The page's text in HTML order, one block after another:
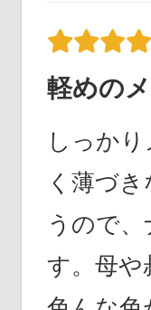
軽めの
しっか
く薄づ
うので
す。母や